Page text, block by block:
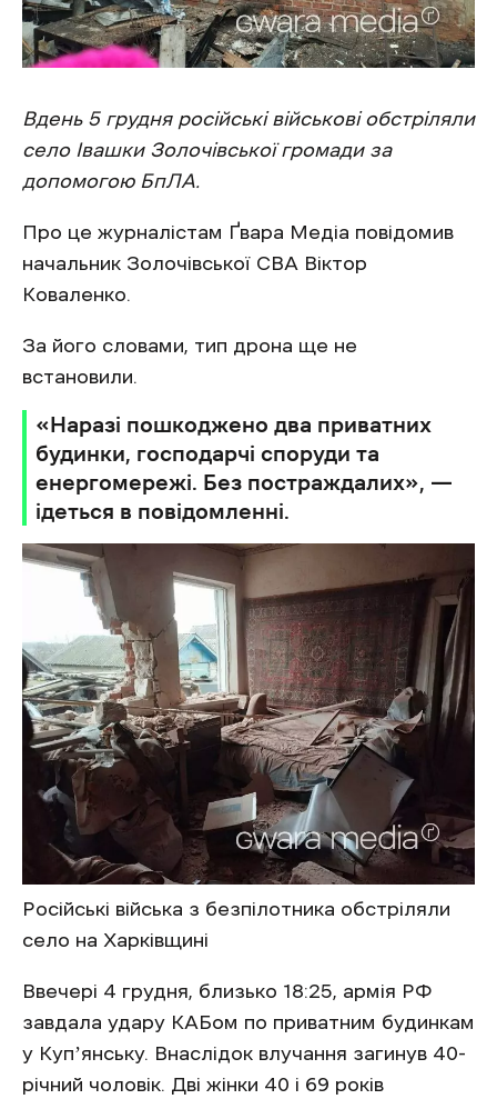
Вдень 5 грудня російські військові обстріляли
село Івашки Золочівської громади за
допомогою БпЛА.
Про це журналістам Ґвара Медіа повідомив
начальник Золочівської СВА Віктор
Коваленко.
За його словами, тип дрона ще не
встановили.
«Наразі пошкоджено два приватних
будинки, господарчі споруди та
енергомережі. Без постраждалих», —
ідеться в повідомленні.
Російські війська з безпілотника обстріляли
село на Харківщині
Ввечері 4 грудня, близько 18:25, армія РФ
завдала удару КАБом по приватним будинкам
у Купʼянську. Внаслідок влучання загинув 40-
річний чоловік. Дві жінки 40 і 69 років